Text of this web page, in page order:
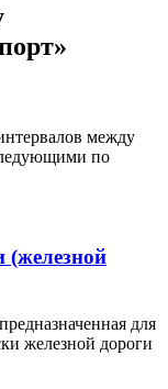
между
по
(железной
для
железной дороги